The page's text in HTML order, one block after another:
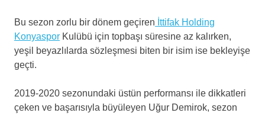
Bu sezon zorlu bir dönem geçiren İttifak Holding
Konyaspor Kulübü için topbaşı süresine az kalırken,
yeşil beyazlılarda sözleşmesi biten bir isim ise bekleyişe
geçti.
2019-2020 sezonundaki üstün performansı ile dikkatleri
çeken ve başarısıyla büyüleyen Uğur Demirok, sezon